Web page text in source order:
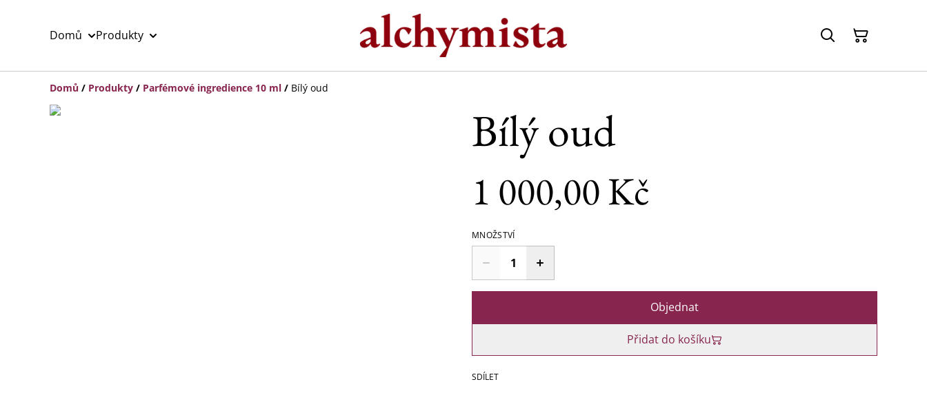
Domů Produkty
Domů / Produkty / Parfémové ingredience 10 ml / Bílý oud
Bílý oud
1 000,00 Kč
MNOŽSTVÍ
Objednat
Přidat do košíku
SDÍLET